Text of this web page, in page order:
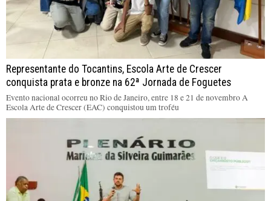
Representante do Tocantins, Escola Arte de Crescer
conquista prata e bronze na 62ª Jornada de Foguetes
Evento nacional ocorreu no Rio de Janeiro, entre 18 e 21 de novembro A
Escola Arte de Crescer (EAC) conquistou um troféu